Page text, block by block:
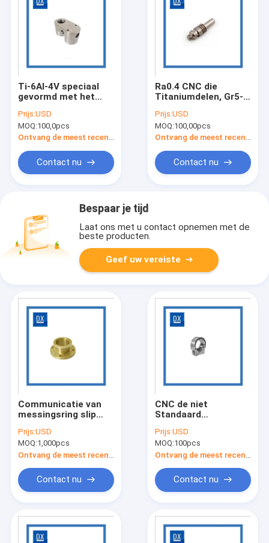
Ti-6Al-4V speciaal
gevormd met het
Mechanische CNC
Machinaal bewerken
Prijs:USD
MOQ:100,0pcs
Ontvang de meest recente Prijs
Contact nu
Ra0.4 CNC die
Titaniumdelen, Gr5-
Hoofd met Draad
machinaal bewerken
Prijs:USD
MOQ:100,00pcs
Ontvang de meest recente Prijs
Contact nu
Bespaar je tijd
Laat ons met u contact opnemen met de
beste producten.
Geef uw vereiste
Communicatie van
messingsring slip
Toebehoren
Verwerking
Prijs:USD
MOQ:1,000pcs
Contact nu
CNC de niet
Standaard
Legering van Alu van
Hoge Precisie
Machinaal bewerkte
Delen
Prijs:USD
MOQ:100pcs
Contact nu